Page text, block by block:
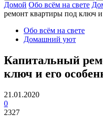
Домой Обо всём на свете
ремонт квартиры под ключ и
Обо всём на свете
Домашний уют
Капитальный
ключ и его
21.01.2020
0
2327